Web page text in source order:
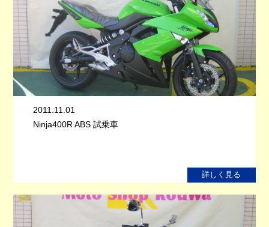
2011.11.01
Ninja400R ABS 試乗車
詳しく見る